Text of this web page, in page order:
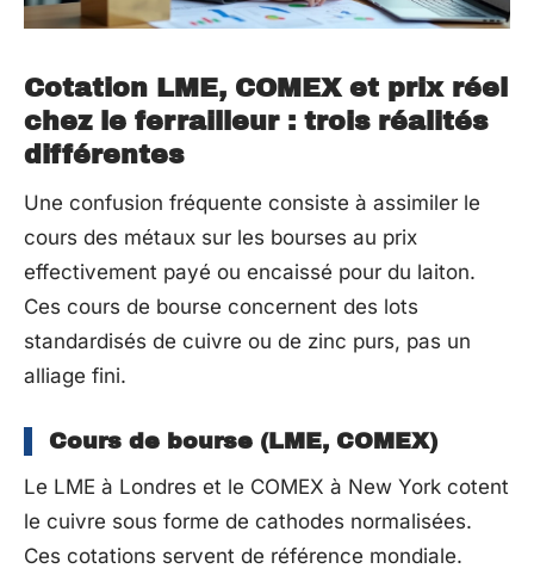
Cotation LME, COMEX et prix réel
chez le ferrailleur : trois réalités
différentes
Une confusion fréquente consiste à assimiler le
cours des métaux sur les bourses au prix
effectivement payé ou encaissé pour du laiton.
Ces cours de bourse concernent des lots
standardisés de cuivre ou de zinc purs, pas un
alliage fini.
Cours de bourse (LME, COMEX)
Le LME à Londres et le COMEX à New York cotent
le cuivre sous forme de cathodes normalisées.
Ces cotations servent de référence mondiale.